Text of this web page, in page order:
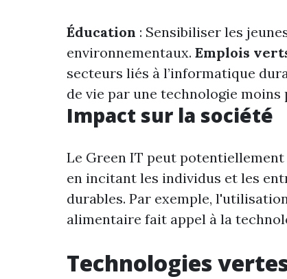
Éducation : Sensibiliser les
environnementaux. Emplois
secteurs liés à l’informatique
de vie par une technologie moins
Impact sur la société
Le Green IT peut
en incitant les individus et les
durables. Par exemple,
alimentaire fait appel à la
Technologies